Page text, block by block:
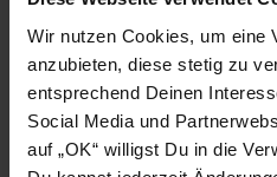
Wir nutzen Cookies, um eine
anzubieten, diese stetig zu
entsprechend Deinen
Social Media und
auf „OK“ willigst Du in die
einige
Sorgen“